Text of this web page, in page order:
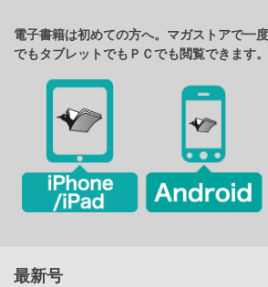
電子書籍は初めての方へ。マガストアで一
でもタブレットでもＰＣでも閲覧できます。
最新号